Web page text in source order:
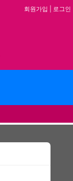
회원가입 로그인